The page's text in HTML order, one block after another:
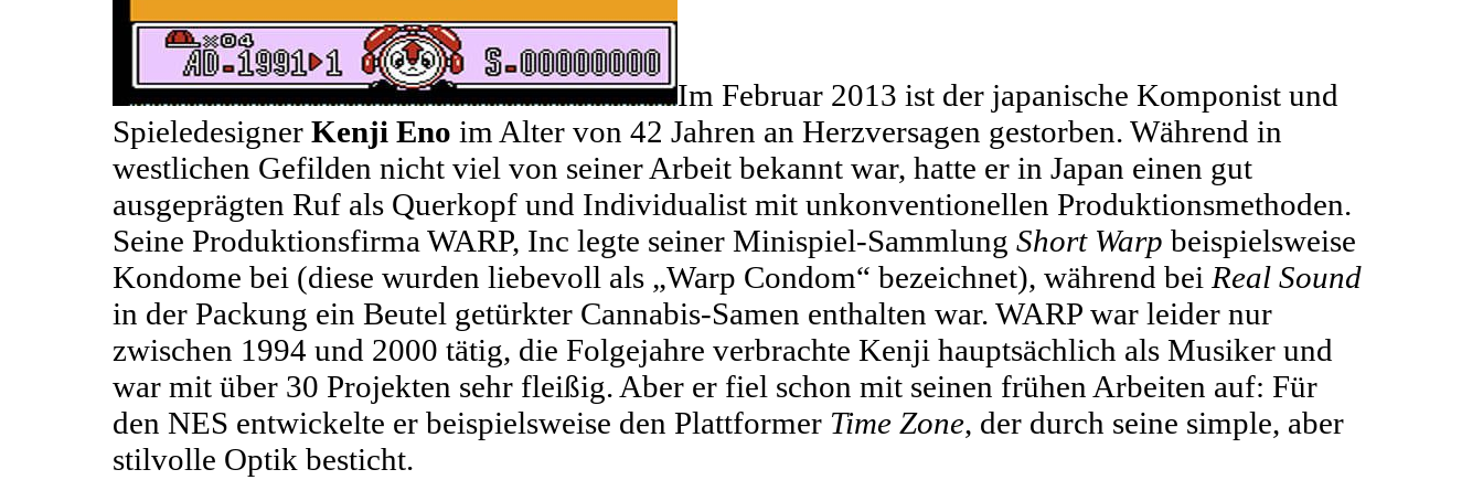
Im Februar 2013 ist der japanische Komponist und
Spieledesigner Kenji Eno im Alter von 42 Jahren an Herzversagen gestorben. Während in
westlichen Gefilden nicht viel von seiner Arbeit bekannt war, hatte er in Japan einen gut
ausgeprägten Ruf als Querkopf und Individualist mit unkonventionellen Produktionsmethoden.
Seine Produktionsfirma WARP, Inc legte seiner Minispiel-Sammlung Short Warp beispielsweise
Kondome bei (diese wurden liebevoll als „Warp Condom“ bezeichnet), während bei Real Sound
in der Packung ein Beutel getürkter Cannabis-Samen enthalten war. WARP war leider nur
zwischen 1994 und 2000 tätig, die Folgejahre verbrachte Kenji hauptsächlich als Musiker und
war mit über 30 Projekten sehr fleißig. Aber er fiel schon mit seinen frühen Arbeiten auf: Für
den NES entwickelte er beispielsweise den Plattformer Time Zone, der durch seine simple, aber
stilvolle Optik besticht.